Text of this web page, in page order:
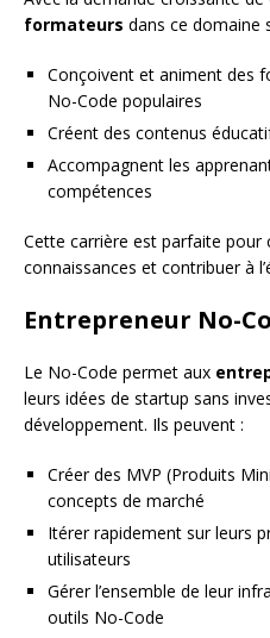
formateurs dans ce domaine
Conçoivent et animent des
No-Code populaires
Créent des contenus
Accompagnent les
compétences
Cette carrière est parfaite pour
connaissances et contribuer à
Entrepreneur No-
Le No-Code permet aux
leurs idées de startup sans
développement. Ils peuvent :
Créer des MVP (Produits
concepts de marché
Itérer rapidement sur leurs
utilisateurs
Gérer l’ensemble de leur
outils No-Code